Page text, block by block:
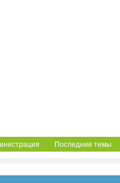
Последние темы